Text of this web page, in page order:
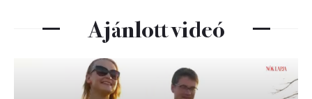
Ajánlott videó